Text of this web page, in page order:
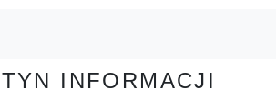
INFORMACJI